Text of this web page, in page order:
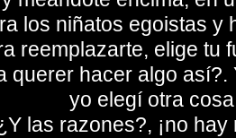
los niñatos egoistas y
reemplazarte, elige tu
querer hacer algo así?.
yo elegí otra
las razones?, ¡no hay